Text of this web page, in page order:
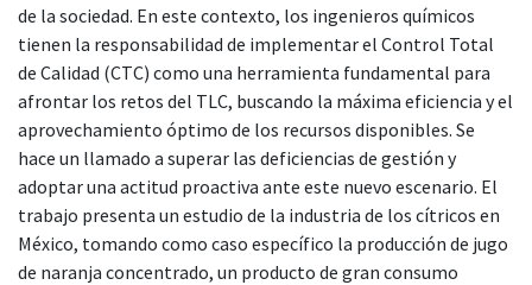
de la sociedad. En este contexto, los ingenieros químicos
tienen la responsabilidad de implementar el Control Total
de Calidad (CTC) como una herramienta fundamental para
afrontar los retos del TLC, buscando la máxima eficiencia y el
aprovechamiento óptimo de los recursos disponibles. Se
hace un llamado a superar las deficiencias de gestión y
adoptar una actitud proactiva ante este nuevo escenario. El
trabajo presenta un estudio de la industria de los cítricos en
México, tomando como caso específico la producción de jugo
de naranja concentrado, un producto de gran consumo